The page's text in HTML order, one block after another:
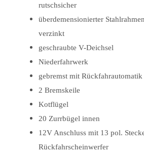
rutschsicher
überdemensionierter
verzinkt
geschraubte V-Deichsel
Niederfahrwerk
gebremst mit Rückfahrautomatik
2 Bremskeile
Kotflügel
20 Zurrbügel innen
12V Anschluss mit 13 pol.
Rückfahrscheinwerfer